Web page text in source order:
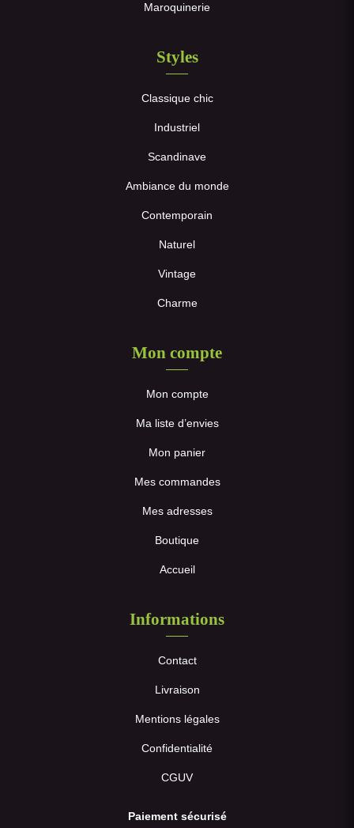
Maroquinerie
Styles
Classique chic
Industriel
Scandinave
Ambiance du monde
Contemporain
Naturel
Vintage
Charme
Mon compte
Mon compte
Ma liste d’envies
Mon panier
Mes commandes
Mes adresses
Boutique
Accueil
Informations
Contact
Livraison
Mentions légales
Confidentialité
CGUV
Paiement sécurisé